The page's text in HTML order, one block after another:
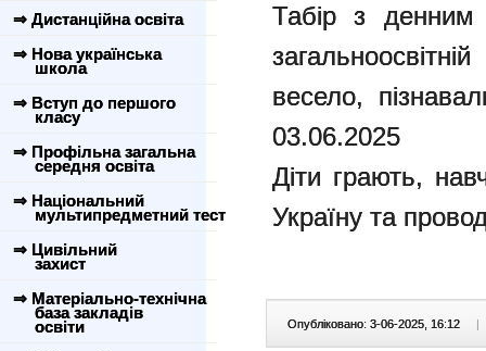
⇒ Дистанційна освіта
⇒ Нова українська
школа
⇒ Вступ до першого
класу
⇒ Профільна загальна
середня освіта
⇒ Національний
мультипредметний тест
⇒ Цивільний
захист
⇒ Матеріально-технічна
база закладів
освіти
Табір з денним
весело,
03.06.2025
Діти грають,
Україну та
Опубліковано: 3-06-2025, 16:12 |